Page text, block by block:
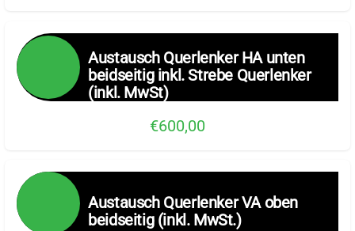
Austausch Querlenker HA unten
beidseitig inkl. Strebe Querlenker
(inkl. MwSt)
€600,00
Austausch Querlenker VA oben
beidseitig (inkl. MwSt.)